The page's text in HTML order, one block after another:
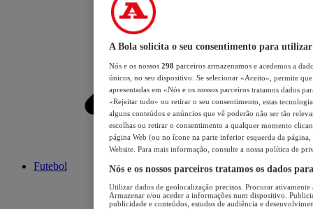
Futebol
A Bola solicita o seu consentimento para utilizar
Nós e os nossos 298 parceiros armazenamos e acedemos a
únicos, no seu dispositivo. Se selecionar «Aceito», permite
apresentadas em «Nós e os nossos parceiros tratamos dados
«Rejeitar tudo» ou retirar o seu consentimento, estas
alguns conteúdos e anúncios que vê poderão não ser tão
escolhas ou retirar o consentimento a qualquer momento
página Web (ou no ícone na parte inferior esquerda da página,
Website. Para mais informação, consulte a nossa política de
Nós e os nossos parceiros tratamos os dados
Utilizar dados de geolocalização precisos. Procurar
Armazenar e/ou aceder a informações num dispositivo.
publicidade e conteúdos, estudos de audiência e